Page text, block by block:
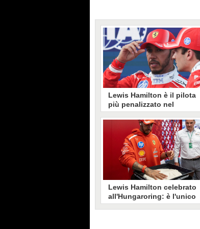
Lewis Hamilton è il pilota
più penalizzato nel
Mondiale F1: "Mi
puniscono ogni volta che
possono"
Lewis Hamilton è frustrato al
termine del Gp Ungheria di
Formula 1. Il pilota della Ferrari
contesta la decisione di
penalizzarlo ancora: "Mi
puniscono ogni volta".
Lewis Hamilton celebrato
all'Hungaroring: è l'unico
pilota in attività con una